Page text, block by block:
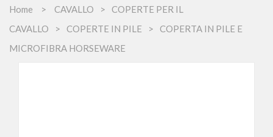
Home CAVALLO
COPERTE PER IL
CAVALLO
COPERTE IN PILE
COPERTA IN PILE E
MICROFIBRA HORSEWARE